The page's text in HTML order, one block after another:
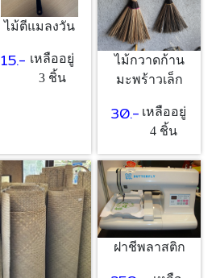
ไม้ตีแมลงวัน
15.- เหลืออยู่
3 ชิ้น
ไม้กวาดก้าน
มะพร้าวเล็ก
30.- เหลืออยู่
4 ชิ้น
ฝาชีพลาสติก